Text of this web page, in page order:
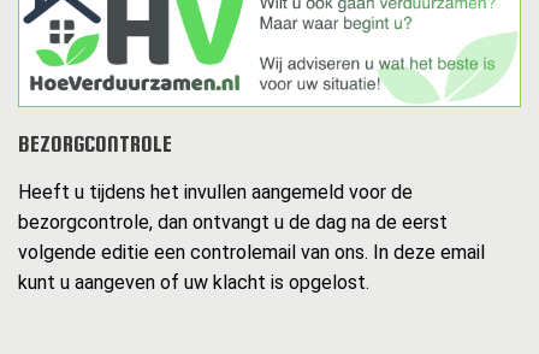
BEZORGCONTROLE
Heeft u tijdens het invullen aangemeld voor de
bezorgcontrole, dan ontvangt u de dag na de eerst
volgende editie een controlemail van ons. In deze email
kunt u aangeven of uw klacht is opgelost.